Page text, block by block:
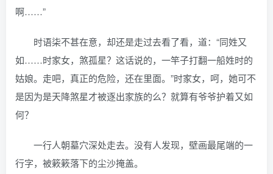
啊……”
时语柒不甚在意，却还是走过去看了看，道：“同姓又
如……时家女，煞孤星？这话说的，一竿子打翻一船姓时的
姑娘。走吧，真正的危险，还在里面。”时家女，呵，她可不
是因为是天降煞星才被逐出家族的么？就算有爷爷护着又如
何？
一行人朝墓穴深处走去。没有人发现，壁画最尾端的一
行字，被簌簌落下的尘沙掩盖。